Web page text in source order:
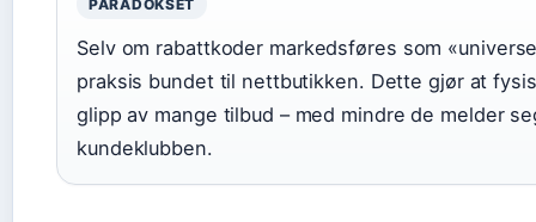
PARADOKSET
Selv om rabattkoder markedsføres som
praksis bundet til nettbutikken. Dette gjør at
glipp av mange tilbud – med mindre de melder
kundeklubben.